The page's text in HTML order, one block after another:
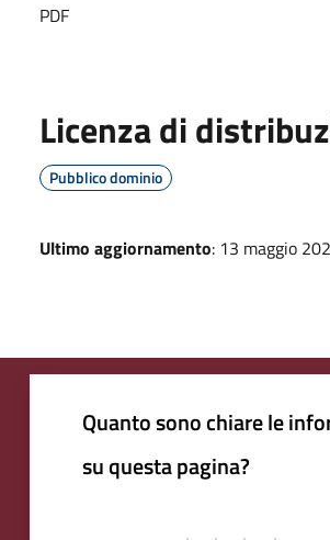
PDF
Licenza di
Pubblico dominio
Ultimo aggiornamento: 13 maggio
Quanto sono chiare le
su questa pagina?